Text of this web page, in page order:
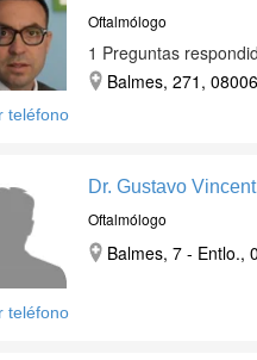
teléfono
Oftalmólogo
1 Preguntas
Balmes, 271,
teléfono
Dr. Gustavo
Oftalmólogo
Balmes, 7 - Entlo.,